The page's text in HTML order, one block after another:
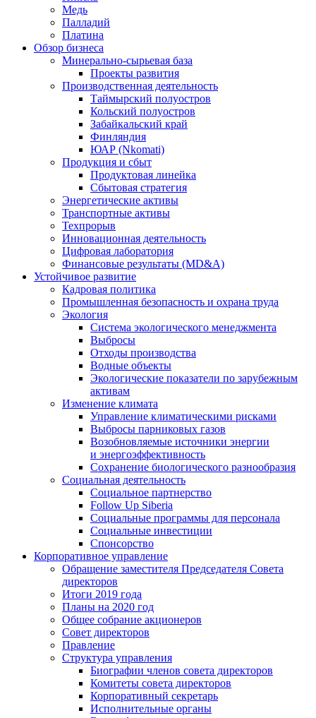
Медь
Палладий
Платина
Обзор бизнеса
Минерально-сырьевая база
Проекты развития
Производственная деятельность
Таймырский полуостров
Кольский полуостров
Забайкальский край
Финляндия
ЮАР (Nkomati)
Продукция и сбыт
Продуктовая линейка
Сбытовая стратегия
Энергетические активы
Транспортные активы
Техпрорыв
Инновационная деятельность
Цифровая лаборатория
Финансовые результаты (MD&A)
Устойчивое развитие
Кадровая политика
Промышленная безопасность и охрана труда
Экология
Система экологического менеджмента
Выбросы
Отходы производства
Водные объекты
Экологические показатели по зарубежным
активам
Изменение климата
Управление климатическими рисками
Выбросы парниковых газов
Возобновляемые источники энергии
и энергоэффективность
Сохранение биологического разнообразия
Социальная деятельность
Социальное партнерство
Follow Up Siberia
Социальные программы для персонала
Социальные инвестиции
Спонсорство
Корпоративное управление
Обращение заместителя Председателя Совета
директоров
Итоги 2019 года
Планы на 2020 год
Общее собрание акционеров
Совет директоров
Правление
Структура управления
Биографии членов совета директоров
Комитеты совета директоров
Корпоративный секретарь
Исполнительные органы